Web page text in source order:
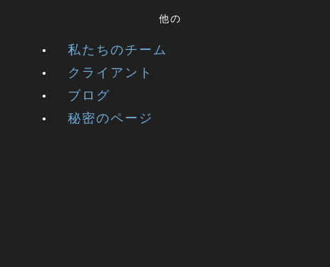
他の
私たちのチーム
クライアント
ブログ
秘密のページ